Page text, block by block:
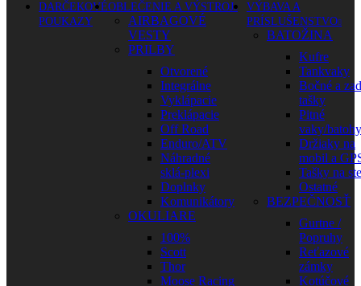
DARČEKOVÉ
POUKAZY
OBLEČENIE A VÝSTROJ
AIRBAGOVÉ
VESTY
PRILBY
Otvorené
Integrálne
Vyklápacie
Preklápacie
Off Road
Enduro/ATV
Náhradné
sklá-plexi
Doplnky
Komunikátory
OKULIARE
100%
Scott
Thor
Moose Racing
VÝBAVA A
PRÍSLUŠENSTVO
BATOŽINA
Kufre
Tankvaky
Bočné a
tašky
Pitné
vaky/batohy
Držiaky na
mobil a
Tašky na
Ostatné
BEZPEČNOSŤ
Gurtne /
Popruhy
Reťazové
zámky
Kotúčové